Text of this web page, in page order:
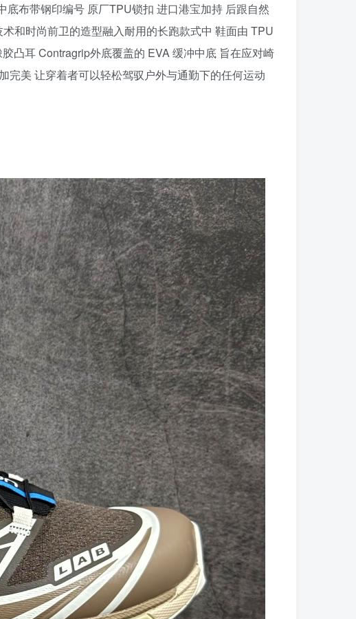
布带钢印编号 原厂TPU锁扣 进口港宝加持 后跟自然
和时尚前卫的造型融入耐用的长跑款式中 鞋面由 TPU
凸耳 Contragrip外底覆盖的 EVA 缓冲中底 旨在应对崎
完美 让穿着者可以轻松驾驭户外与通勤下的任何运动